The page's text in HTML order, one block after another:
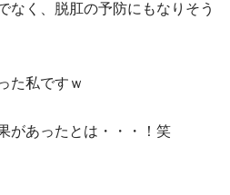
なく、脱肛の予防にもなりそう
た私ですｗ
があったとは・・・！笑